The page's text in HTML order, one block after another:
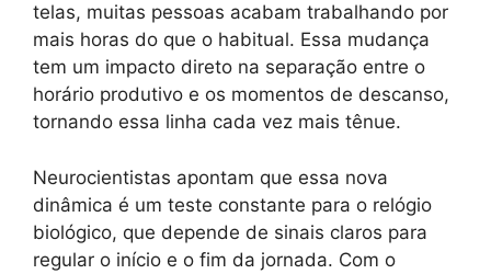
telas, muitas pessoas acabam trabalhando por
mais horas do que o habitual. Essa mudança
tem um impacto direto na separação entre o
horário produtivo e os momentos de descanso,
tornando essa linha cada vez mais tênue.
Neurocientistas apontam que essa nova
dinâmica é um teste constante para o relógio
biológico, que depende de sinais claros para
regular o início e o fim da jornada. Com o